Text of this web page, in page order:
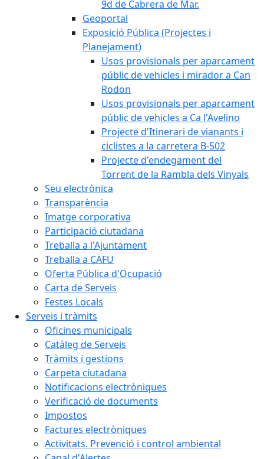
9d de Cabrera de Mar.
Geoportal
Exposició Pública (Projectes i
Planejament)
Usos provisionals per aparcament
públic de vehicles i mirador a Can
Rodon
Usos provisionals per aparcament
públic de vehicles a Ca l'Avelino
Projecte d'Itinerari de vianants i
ciclistes a la carretera B-502
Projecte d'endegament del
Torrent de la Rambla dels Vinyals
Seu electrònica
Transparència
Imatge corporativa
Participació ciutadana
Treballa a l'Ajuntament
Treballa a CAFU
Oferta Pública d'Ocupació
Carta de Serveis
Festes Locals
Serveis i tràmits
Oficines municipals
Catàleg de Serveis
Tràmits i gestions
Carpeta ciutadana
Notificacions electròniques
Verificació de documents
Impostos
Factures electròniques
Activitats. Prevenció i control ambiental